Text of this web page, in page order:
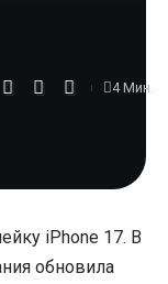
4 Мин.
iPhone 17. В
обновила